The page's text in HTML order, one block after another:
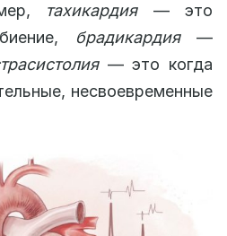
тахикардия— это
брадикардия—
— это когда
несвоевременные